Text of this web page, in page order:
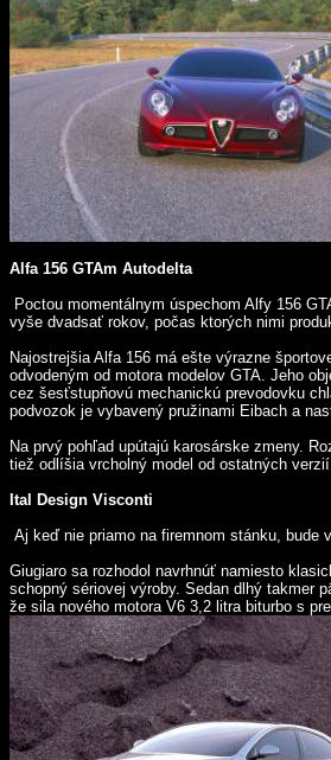
Alfa 156 GTAm Autodelta
Poctou momentálnym úspechom Alfy 156
vyše dvadsať rokov, počas ktorých nimi
Najostrejšia Alfa 156 má ešte výrazne
odvodeným od motora modelov GTA. Jeho
cez šesťstupňovú mechanickú prevodovku
podvozok je vybavený pružinami Eibach a
Na prvý pohľad upútajú karosárske zmeny.
tiež odlíšia vrcholný model od ostatných
Ital Design Visconti
Aj keď nie priamo na firemnom stánku, bude
Giugiaro sa rozhodol navrhnúť namiesto
schopný sériovej výroby. Sedan dlhý takmer
že sila nového motora V6 3,2 litra biturbo s